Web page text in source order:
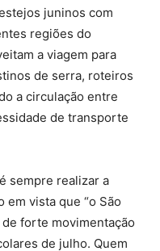
juninos com
regiões do
a viagem para
de serra, roteiros
a circulação entre
de transporte
sempre realizar a
em vista que “o São
forte movimentação
de julho. Quem